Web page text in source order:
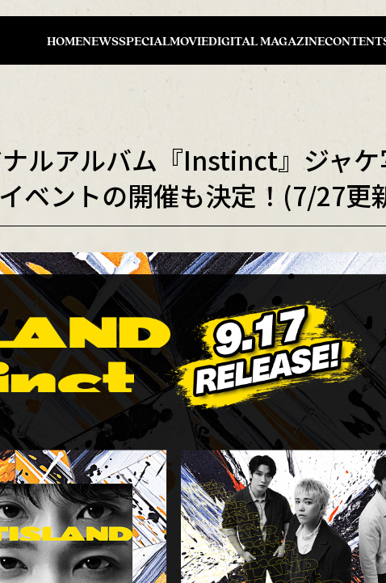
HOMENEWSSPECIALMOVIEDIGITAL MAGAZINE
ルアルバム『Instinct』ジャケ
ベントの開催も決定！(7/27更